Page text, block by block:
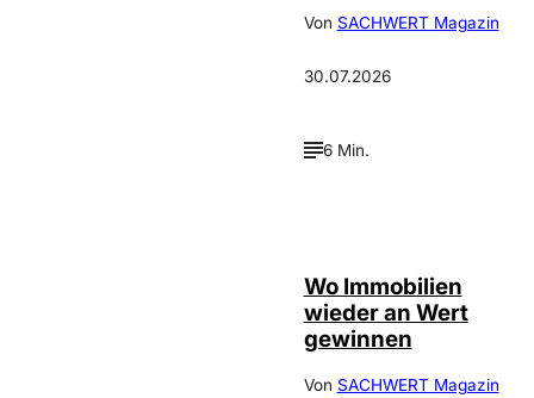
Von SACHWERT Magazin
30.07.2026
6 Min.
Wo Immobilien
wieder an Wert
gewinnen
Von SACHWERT Magazin